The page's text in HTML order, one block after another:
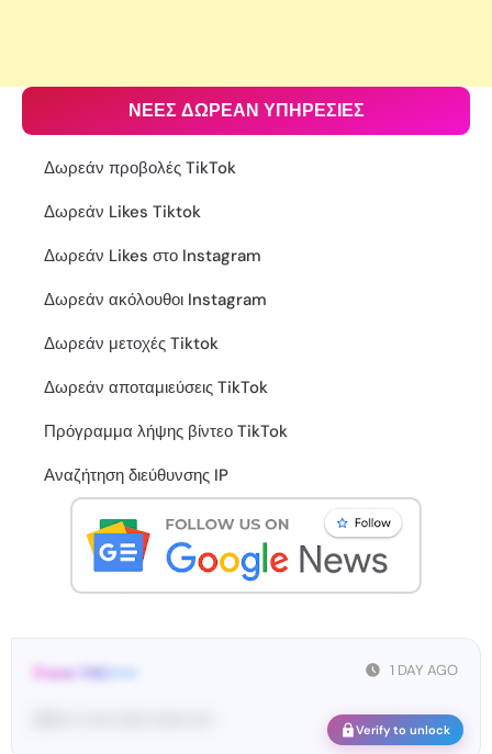
ΝΕΕΣ ΔΩΡΕΑΝ ΥΠΗΡΕΣΙΕΣ
Δωρεάν προβολές TikTok
Δωρεάν Likes Tiktok
Δωρεάν Likes στο Instagram
Δωρεάν ακόλουθοι Instagram
Δωρεάν μετοχές Tiktok
Δωρεάν αποταμιεύσεις TikTok
Πρόγραμμα λήψης βίντεο TikTok
Αναζήτηση διεύθυνσης IP
1 DAY AGO
From: FAC•••••
Verify to unlock